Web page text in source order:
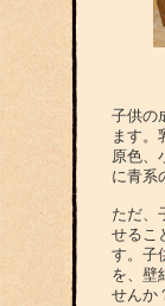
子供の
ます。
原色、
に青系
ただ、
せるこ
す。子
を、壁
せんか